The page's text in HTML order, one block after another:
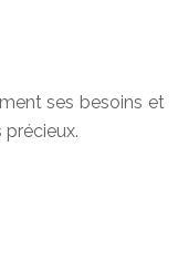
ses besoins et